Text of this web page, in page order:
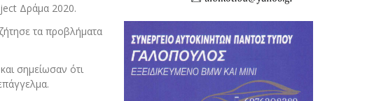
Δράμα 2020.
τα προβλήματα
σημείωσαν ότι